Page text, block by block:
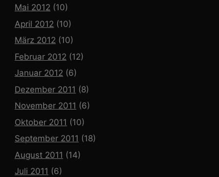
Mai 2012 (10)
April 2012 (10)
März 2012 (10)
Februar 2012 (12)
Januar 2012 (6)
Dezember 2011 (8)
November 2011 (6)
Oktober 2011 (10)
September 2011 (18)
August 2011 (14)
Juli 2011 (6)